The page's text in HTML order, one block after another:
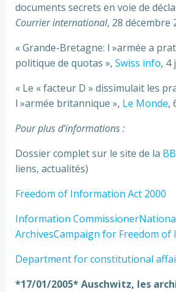
documents secrets en voie de
Courrier international, 28 décembre
« Grande-Bretagne: l »armée a
politique de quotas », Swiss info, 4
« Le « facteur D » dissimulait les
l »armée britannique », Le Monde,
Pour plus d’informations :
Dossier complet sur le site de la
liens, actualités)
Freedom of Information Act 2000
Information Commissioner
ArchivesCampaign for Freedom
Department for constitutional
*17/01/2005* Auschwitz, les